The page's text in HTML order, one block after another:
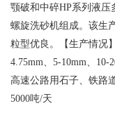
颚破和中碎HP系列液
螺旋洗砂机组成。该生
粒型优良。
【生产情况
4.75mm、5-10mm、10-
高速公路用石子、铁路
5000吨/天